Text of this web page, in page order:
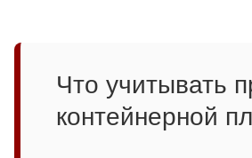
Что учитывать
контейнерной